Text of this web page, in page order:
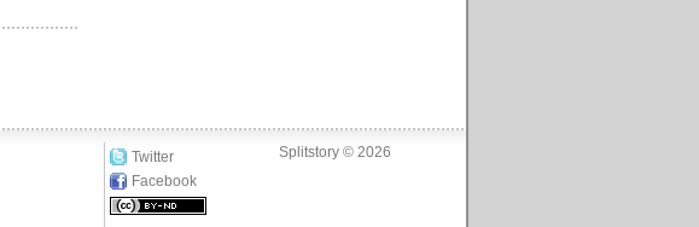
Twitter
Facebook
Splitstory © 2026